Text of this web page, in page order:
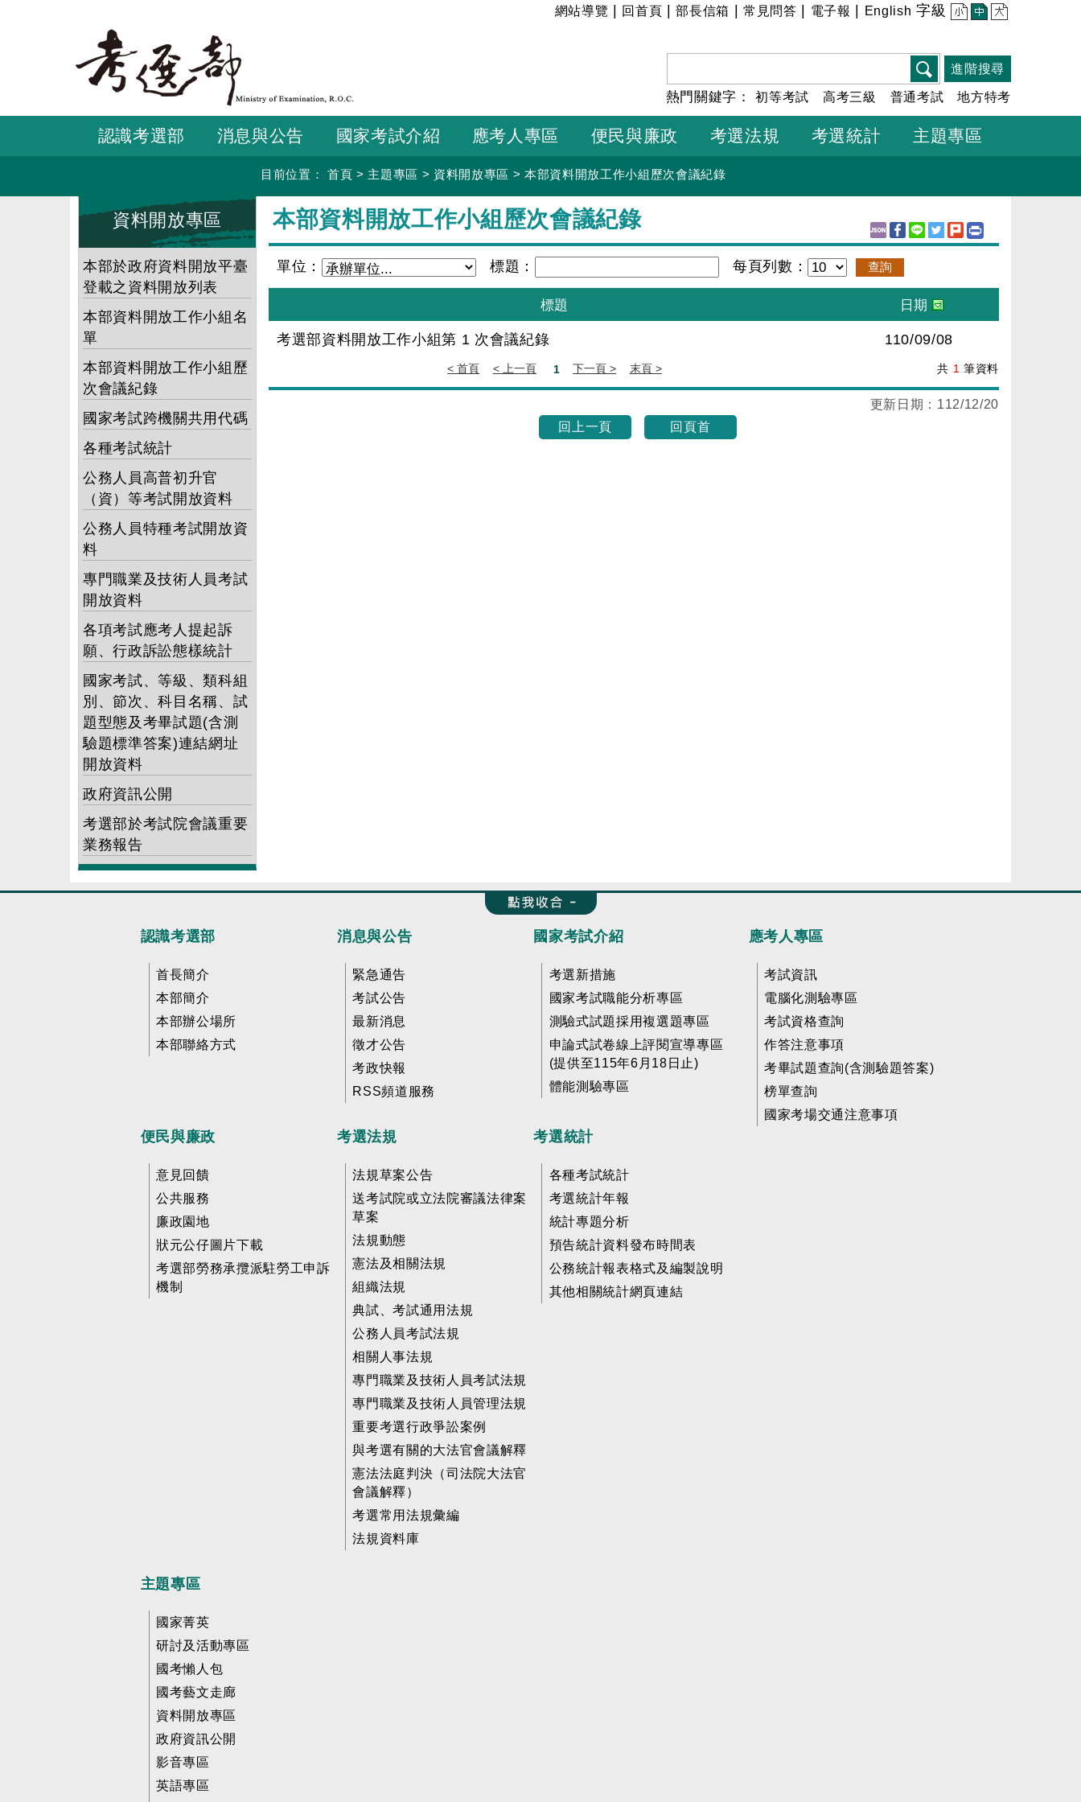
要
容
:::
網站導覽 回首頁 |部長信箱 常見問答 電子報 English 字級 小 中 大
進階搜尋
熱門關鍵字：初等考試 高考三級 普通考試 地方特考
認識考選部 消息與公告 國家考試介紹 應考人專區 便民與廉政 考選法規 考選統計 主題專區
目前位置： 首頁 > 主題專區 > 資料開放專區 >本部資料開放工作小組歷次會議紀錄
資料開放專區
本部於政府資料開放平臺
登載之資料開放列表
本部資料開放工作小組名
單
本部資料開放工作小組歷
次會議紀錄
國家考試跨機關共用代碼
各種考試統計
公務人員高普初升官
（資）等考試開放資料
公務人員特種考試開放資
料
專門職業及技術人員考試
開放資料
各項考試應考人提起訴
願、行政訴訟態樣統計
國家考試、等級、類科組
別、節次、科目名稱、試
題型態及考畢試題(含測
驗題標準答案)連結網址
開放資料
政府資訊公開
考選部於考試院會議重要
業務報告
本部資料開放工作小組歷次會議紀錄
單位： 標題： 每頁列數：
考選部資料開放工作小組第 1 次會議紀錄 110/09/08
目
共 1 筆資料
更新日期： 112/12/20
回上一頁
回頁首
收合 FatFooter
認識考選部
首長簡介
本部簡介
本部辦公場所
本部聯絡方式
消息與公告
緊急通告
考試公告
最新消息
徵才公告
考政快報
RSS頻道服務
國家考試介紹
考選新措施
國家考試職能分析專區
測驗式試題採用複選題專區
申論式試卷線上評閱宣導專區
(提供至115年6月18日止)
體能測驗專區
應考人專區
考試資訊
電腦化測驗專區
考試資格查詢
作答注意事項
考畢試題查詢(含測驗題答案)
榜單查詢
國家考場交通注意事項
便民與廉政
意見回饋
公共服務
廉政園地
狀元公仔圖片下載
考選部勞務承攬派駐勞工申訴
機制
考選法規
法規草案公告
送考試院或立法院審議法律案
草案
法規動態
憲法及相關法規
組織法規
典試、考試通用法規
公務人員考試法規
相關人事法規
專門職業及技術人員考試法規
專門職業及技術人員管理法規
重要考選行政爭訟案例
與考選有關的大法官會議解釋
憲法法庭判決（司法院大法官
會議解釋）
考選常用法規彙編
法規資料庫
考選統計
各種考試統計
考選統計年報
統計專題分析
預告統計資料發布時間表
公務統計報表格式及編製說明
其他相關統計網頁連結
主題專區
國家菁英
研討及活動專區
國考懶人包
國考藝文走廊
資料開放專區
政府資訊公開
影音專區
英語專區